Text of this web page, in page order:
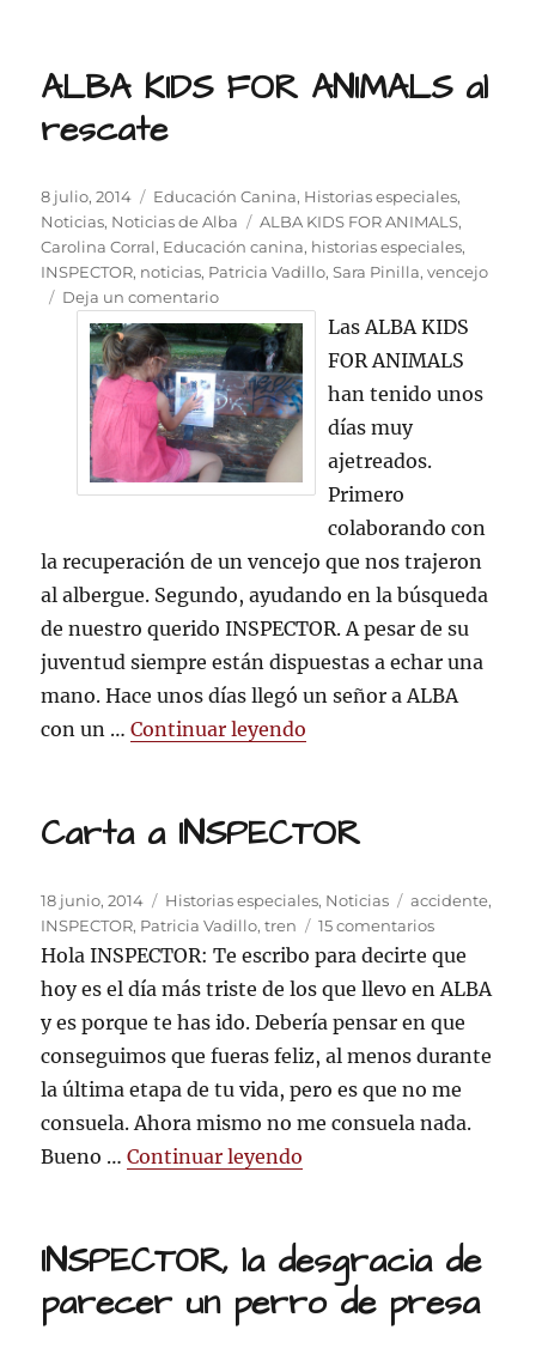
ALBA KIDS FOR ANIMALS al
rescate
Publicado
el
8 julio, 2014 Categorías
Educación Canina, Historias especiales,
Noticias, Noticias de Alba Etiquetas
ALBA KIDS FOR ANIMALS,
Carolina Corral, Educación canina, historias especiales,
INSPECTOR, noticias, Patricia Vadillo,Sara Pinilla,vencejo
Deja un comentarioen
ALBA
KIDS
FOR
ANIMALS
al
rescate
Las ALBA KIDS
FOR ANIMALS
han tenido unos
días muy
ajetreados.
Primero
colaborando con
la recuperación de un vencejo que nos trajeron
al albergue. Segundo, ayudando en la búsqueda
de nuestro querido INSPECTOR. A pesar de su
juventud siempre están dispuestas a echar una
mano. Hace unos días llegó un señor a ALBA
con un …Continuar leyendo
Carta a INSPECTOR
Publicado
el
18 junio, 2014 Categorías
Historias especiales, Noticias Etiquetas
accidente,
INSPECTOR, Patricia Vadillo,tren 15 comentariosen
Carta
INSPECTOR
Hola INSPECTOR: Te escribo para decirte que
hoy es el día más triste de los que llevo en ALBA
y es porque te has ido. Debería pensar en que
conseguimos que fueras feliz, al menos durante
la última etapa de tu vida, pero es que no me
consuela. Ahora mismo no me consuela nada.
Bueno …Continuar leyendo
INSPECTOR, la desgracia de
parecer un perro de presa